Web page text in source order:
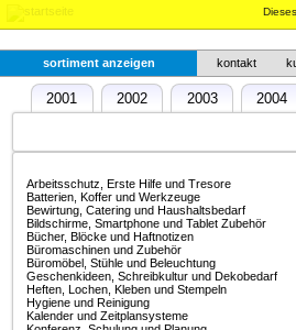
sortiment anzeigen kontakt
2001 2002 2003 2004
Arbeitsschutz, Erste Hilfe und Tresore
Batterien, Koffer und Werkzeuge
Bewirtung, Catering und Haushaltsbedarf
Bildschirme, Smartphone und Tablet Zubehör
Bücher, Blöcke und Haftnotizen
Büromaschinen und Zubehör
Büromöbel, Stühle und Beleuchtung
Geschenkideen, Schreibkultur und Dekobedarf
Heften, Lochen, Kleben und Stempeln
Hygiene und Reinigung
Kalender und Zeitplansysteme